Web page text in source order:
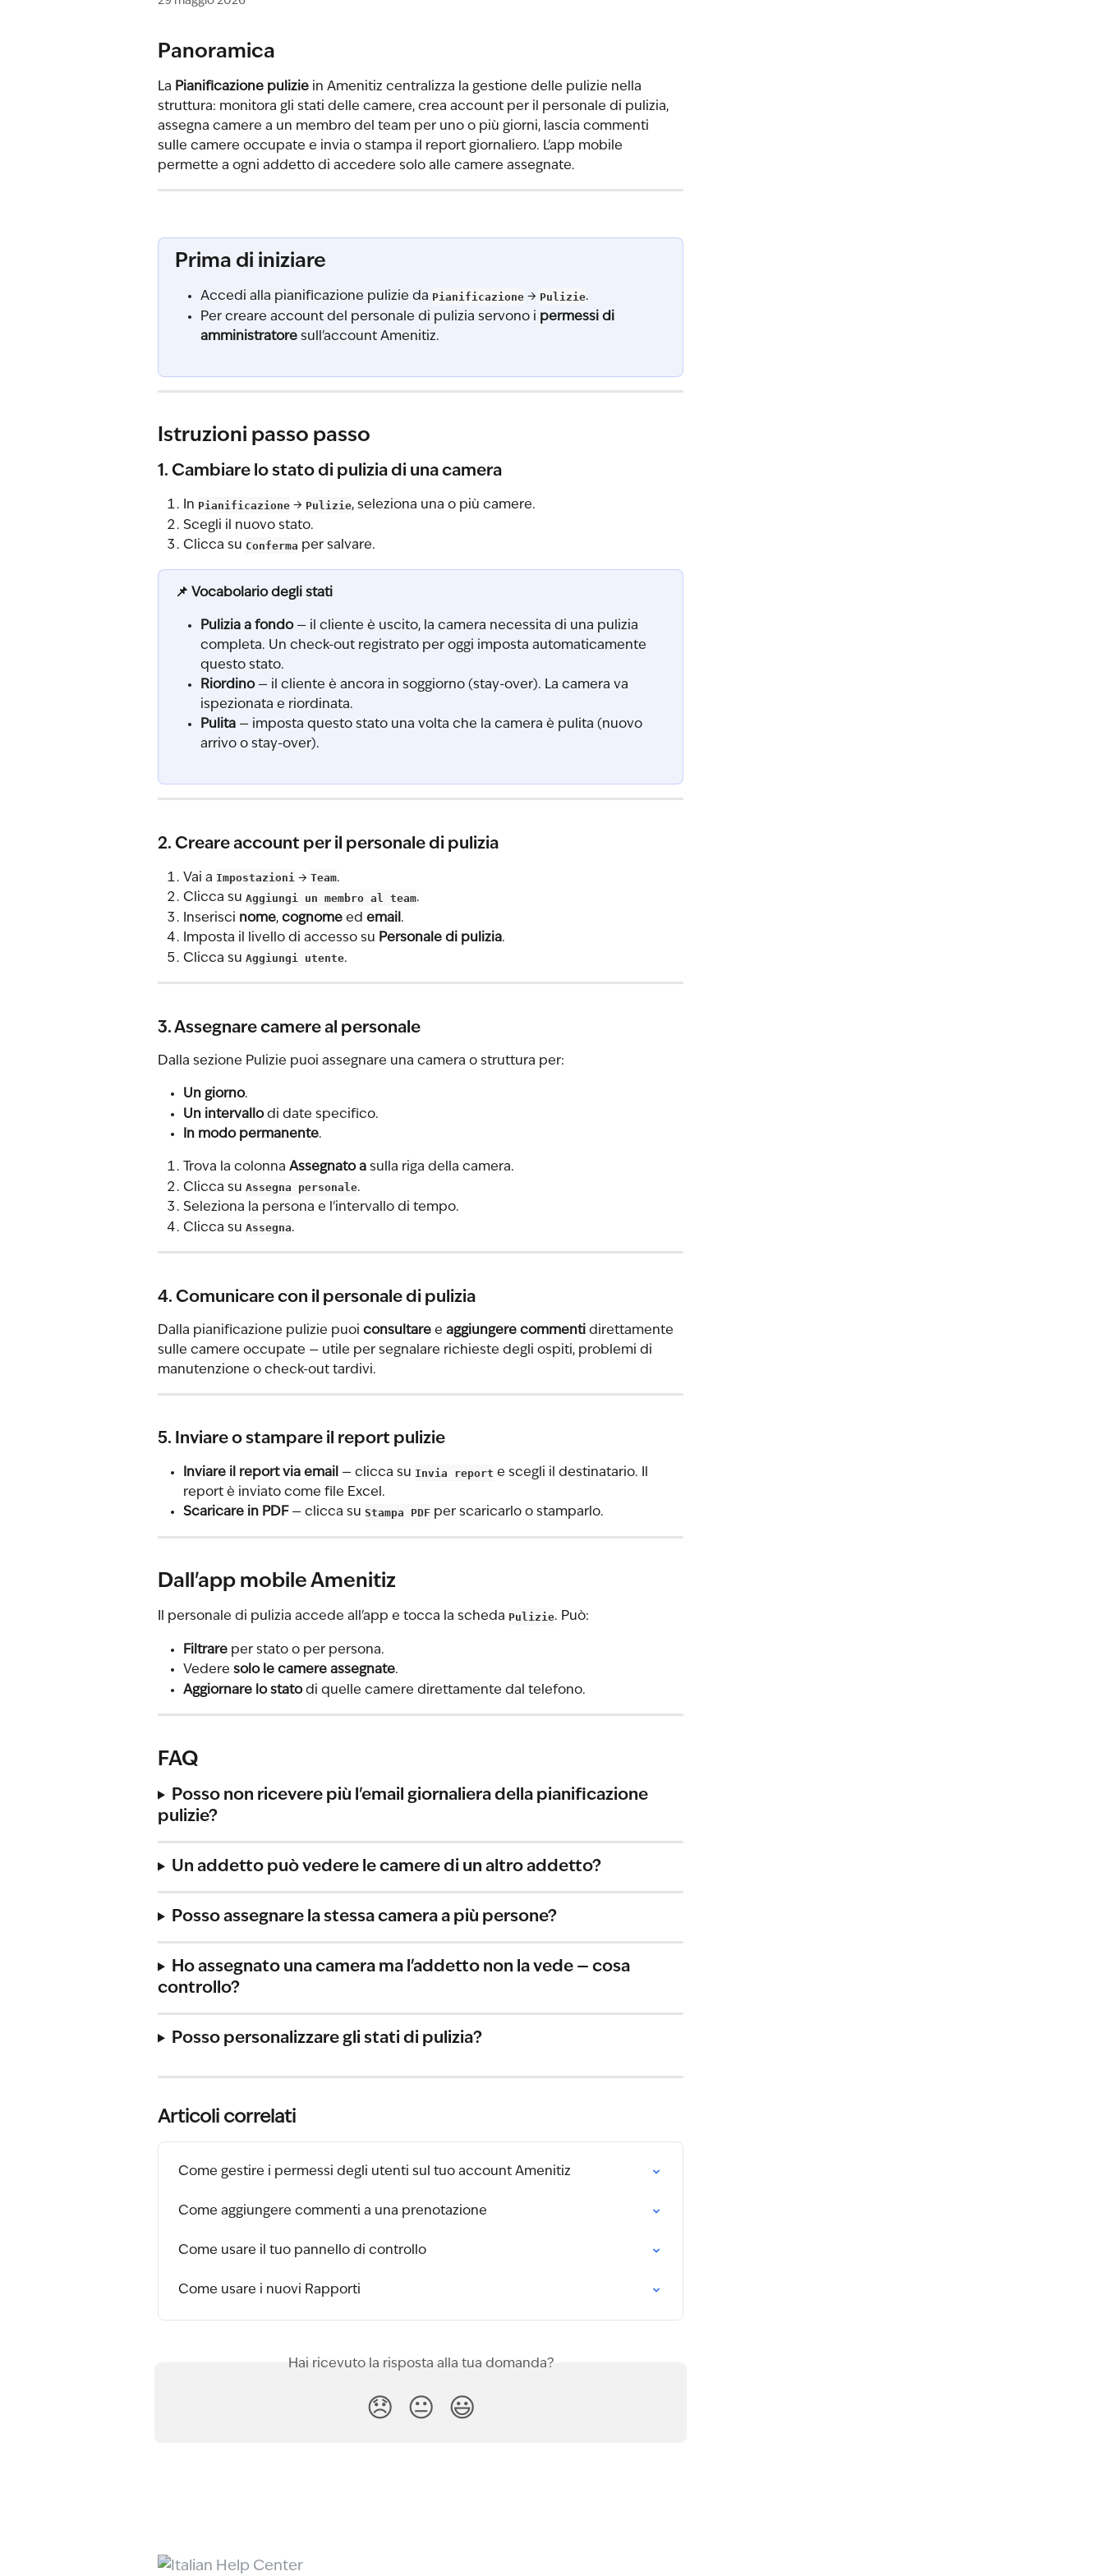
Panoramica
La Pianificazione pulizie in Amenitiz centralizza la gestione delle pulizie nella
struttura: monitora gli stati delle camere, crea account per il personale di pulizia,
assegna camere a un membro del team per uno o più giorni, lascia commenti
sulle camere occupate e invia o stampa il report giornaliero. L'app mobile
permette a ogni addetto di accedere solo alle camere assegnate.
Prima di iniziare
Accedi alla pianificazione pulizie da Pianificazione → Pulizie.
Per creare account del personale di pulizia servono i permessi di
amministratore sull'account Amenitiz.
Istruzioni passo passo
1. Cambiare lo stato di pulizia di una camera
In Pianificazione → Pulizie, seleziona una o più camere.
Scegli il nuovo stato.
Clicca su Conferma per salvare.
📌 Vocabolario degli stati
Pulizia a fondo — il cliente è uscito, la camera necessita di una pulizia
completa. Un check-out registrato per oggi imposta automaticamente
questo stato.
Riordino — il cliente è ancora in soggiorno (stay-over). La camera va
ispezionata e riordinata.
Pulita — imposta questo stato una volta che la camera è pulita (nuovo
arrivo o stay-over).
2. Creare account per il personale di pulizia
Vai a Impostazioni → Team.
Clicca su Aggiungi un membro al team.
Inserisci nome, cognome ed email .
Imposta il livello di accesso su Personale di pulizia.
Clicca su Aggiungi utente.
3. Assegnare camere al personale
Dalla sezione Pulizie puoi assegnare una camera o struttura per:
Un giorno.
Un intervallo di date specifico.
In modo permanente.
Trova la colonna Assegnato a sulla riga della camera.
Clicca su Assegna personale.
Seleziona la persona e l'intervallo di tempo.
Clicca su Assegna.
4. Comunicare con il personale di pulizia
Dalla pianificazione pulizie puoi consultare e aggiungere commenti direttamente
sulle camere occupate — utile per segnalare richieste degli ospiti, problemi di
manutenzione o check-out tardivi.
5. Inviare o stampare il report pulizie
Inviare il report via email — clicca su Invia report e scegli il destinatario. Il
report è inviato come file Excel.
Scaricare in PDF — clicca su Stampa PDF per scaricarlo o stamparlo.
Dall'app mobile Amenitiz
Il personale di pulizia accede all'app e tocca la scheda Pulizie. Può:
Filtrare per stato o per persona.
Vedere solo le camere assegnate.
Aggiornare lo stato di quelle camere direttamente dal telefono.
FAQ
Posso non ricevere più l'email giornaliera della pianificazione
pulizie?
Un addetto può vedere le camere di un altro addetto?
Posso assegnare la stessa camera a più persone?
Ho assegnato una camera ma l'addetto non la vede — cosa
controllo?
Posso personalizzare gli stati di pulizia?
Articoli correlati
Come gestire i permessi degli utenti sul tuo account Amenitiz
Come aggiungere commenti a una prenotazione
Come usare il tuo pannello di controllo
Come usare i nuovi Rapporti
Hai ricevuto la risposta alla tua domanda?
😞 😐 😃